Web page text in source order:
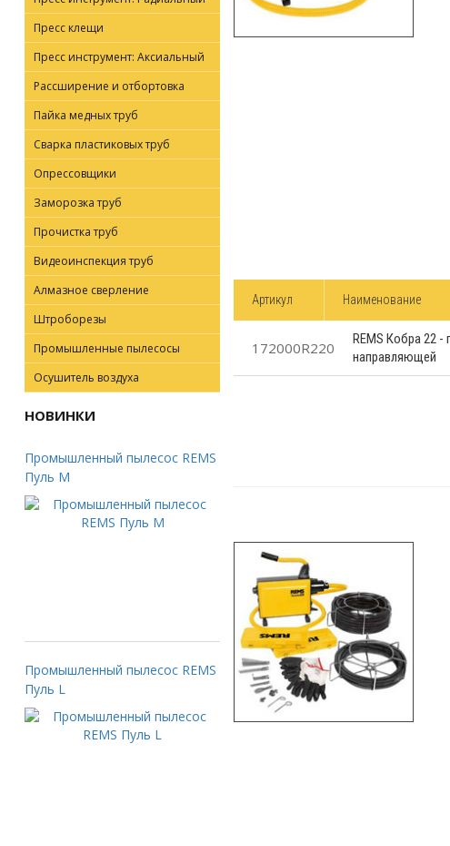
Пресс клещи
Пресс инструмент: Аксиальный
Рассширение и отбортовка
Пайка медных труб
Сварка пластиковых труб
Опрессовщики
Заморозка труб
Прочистка труб
Видеоинспекция труб
Алмазное сверление
Штроборезы
Промышленные пылесосы
Осушитель воздуха
НОВИНКИ
Промышленный пылесос REMS
Пуль M
Промышленный пылесос REMS
Пуль L
Артикул Наименование
172000R220
REMS Кобра 22 -
направляющей